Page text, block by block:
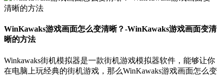
WinKawaks游戏画面怎么变清晰？-WinKawaks游戏画面变清
晰的方法
Winkawaks街机模拟器是一款街机游戏模拟器软件，能够让你
在电脑上玩经典的街机游戏，那么WinKawaks游戏画面怎么变